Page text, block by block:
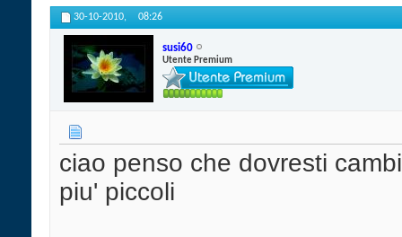
30-10-2010, 08:26
susi60
Utente Premium
ciao penso che dovresti
piu' piccoli